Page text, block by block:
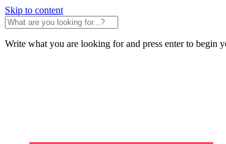
Skip to content
Write what you are looking for and press enter to begin